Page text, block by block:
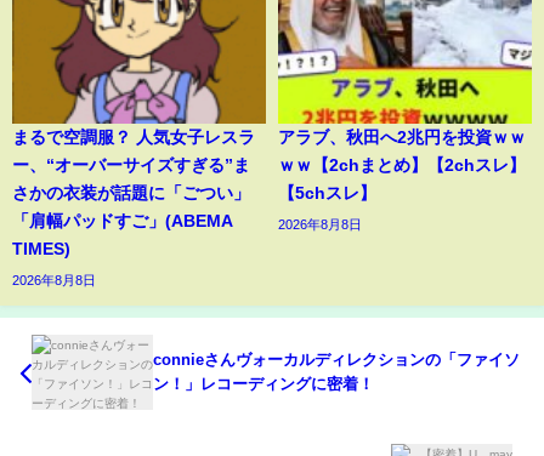
まるで空調服？ 人気女子レスラ
ー、“オーバーサイズすぎる”ま
さかの衣装が話題に「ごつい」
「肩幅パッドすご」(ABEMA
TIMES)
2026年8月8日
アラブ、秋田へ2兆円を投資ｗｗ
ｗｗ【2chまとめ】【2chスレ】
【5chスレ】
2026年8月8日
connieさんヴォーカルディレクションの「ファイソ
ン！」レコーディングに密着！